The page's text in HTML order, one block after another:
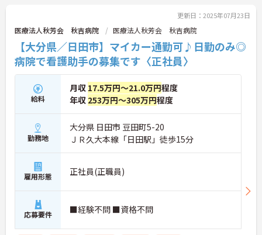
更新日：2025年07月23日
医療法人秋芳会 秋吉病院 医療法人秋芳会 秋吉病院
【大分県／日田市】マイカー通勤可♪日勤のみ◎
病院で看護助手の募集です〈正社員〉
給料
月収 17.5万円～21.0万円程度
年収 253万円～305万円程度
勤務地
大分県 日田市 豆田町5-20
ＪＲ久大本線「日田駅」徒歩15分
雇用形態 正社員(正職員)
応募要件 ■経験不問 ■資格不問